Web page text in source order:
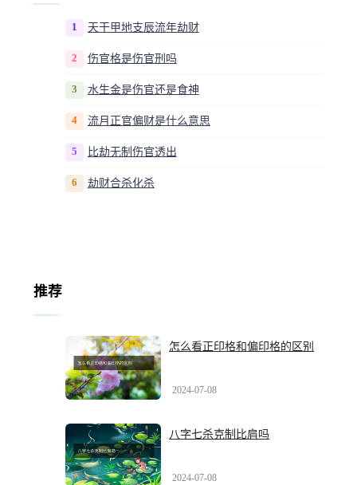
1 天干甲地支辰流年劫财
2 伤官格是伤官刑吗
3 水生金是伤官还是食神
4 流月正官偏财是什么意思
5 比劫无制伤官透出
6 劫财合杀化杀
推荐
怎么看正印格和偏印格的区别
2024-07-08
八字七杀克制比肩吗
2024-07-08